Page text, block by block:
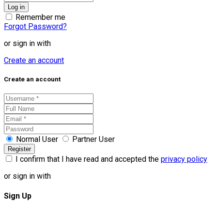
Remember me
Forgot Password?
or sign in with
Create an account
Create an account
Normal User Partner User
I confirm that I have read and accepted the privacy policy
or sign in with
Sign Up